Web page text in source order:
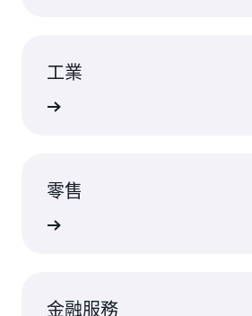
工業
零售
金融服務